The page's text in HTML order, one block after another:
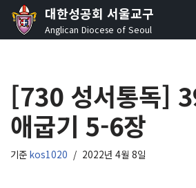
콘
로
너
뛰
기
대한성공회 서울교구
Anglican Diocese of Seoul
[730 성서통독]
애굽기 5-6장
기준 kos1020 2022년 4월 8일